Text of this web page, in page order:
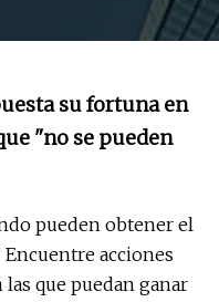
su fortuna en
"no se pueden
pueden obtener el
acciones
que puedan ganar